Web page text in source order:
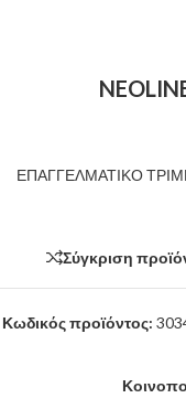
ΕΠΑΓΓΕΛΜΑΤΙΚΟ
Σύγκριση
Κωδικός προϊόντος: